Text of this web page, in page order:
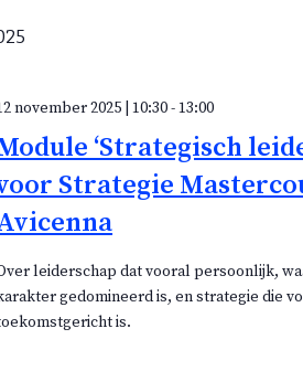
‘Strategisch
Strategie
november 2025 | 10:30-13:00
leiderschap dat vooral persoonlijk,
gedomineerd is, en strategie die
is.